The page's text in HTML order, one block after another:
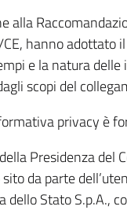
alla
hanno adottato
e la natura
scopi del
privacy è
Presidenza del
da parte
dello Stato S.p.A.,